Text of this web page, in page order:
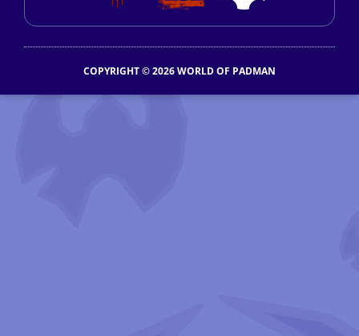
COPYRIGHT © 2026 WORLD OF PADMAN